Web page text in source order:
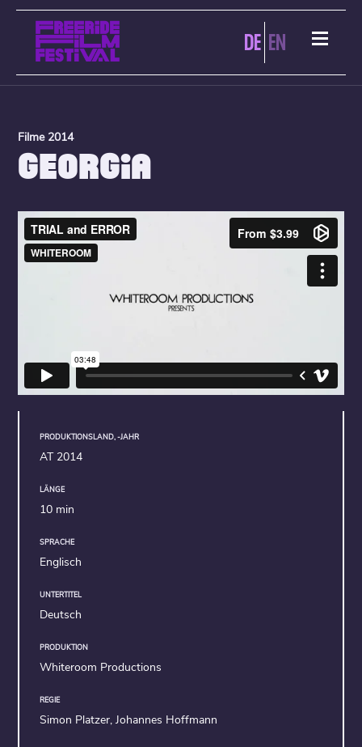
DE EN
Filme 2014
GEORGIA
PRODUKTIONSLAND, -JAHR
AT 2014
LÄNGE
10 min
SPRACHE
Englisch
UNTERTITEL
Deutsch
PRODUKTION
Whiteroom Productions
REGIE
Simon Platzer, Johannes Hoffmann